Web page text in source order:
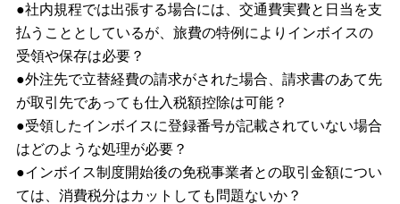
●社内規程では出張する場合には、交通費実費と日当を支
払うこととしているが、旅費の特例によりインボイスの
受領や保存は必要？
●外注先で立替経費の請求がされた場合、請求書のあて先
が取引先であっても仕入税額控除は可能？
●受領したインボイスに登録番号が記載されていない場合
はどのような処理が必要？
●インボイス制度開始後の免税事業者との取引金額につい
ては、消費税分はカットしても問題ないか？